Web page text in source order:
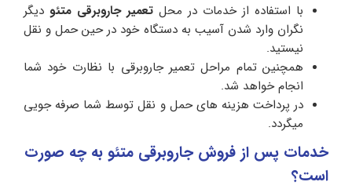
با استفاده از خدمات در محل تعمیر جاروبرقی متئو دیگر
نگران وارد شدن آسیب به دستگاه خود در حین حمل و نقل
نیستید.
همچنین تمام مراحل تعمیر جاروبرقی با نظارت خود شما
انجام خواهد شد.
در پرداخت هزینه های حمل و نقل توسط شما صرفه جویی
میگردد.
خدمات پس از فروش جاروبرقی متئو به چه صورت
است؟